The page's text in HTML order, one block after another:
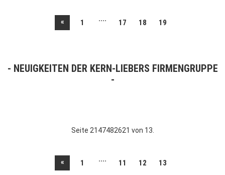
« 1 .... 17 18 19
NEUIGKEITEN DER KERN-LIEBERS FIRMENGRUPPE
Seite 2147482621 von 13.
« 1 .... 11 12 13